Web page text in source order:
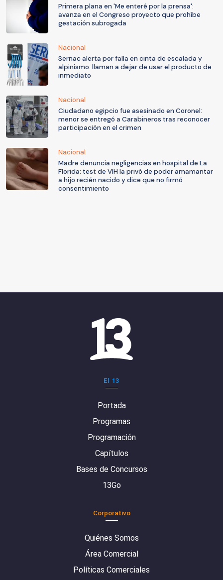
Primera plana en 'Me enteré por la prensa':
avanza en el Congreso proyecto que prohíbe
gestación subrogada
Nacional
Sernac alerta por falla en cinta de escalada y
alpinismo: llaman a dejar de usar el producto de
inmediato
Nacional
Ciudadano egipcio fue asesinado en Coronel:
menor se entregó a Carabineros tras reconocer
participación en el crimen
Nacional
Madre denuncia negligencias en hospital de La
Florida: test de VIH la privó de poder amamantar
a hijo recién nacido y dice que no firmó
consentimiento
El 13
Portada
Programas
Programación
Capítulos
Bases de Concursos
13Go
Corporativo
Quiénes Somos
Área Comercial
Políticas Comerciales